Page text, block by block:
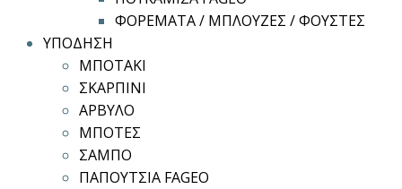
ΦΟΡΕΜΑΤΑ / ΜΠΛΟΥΖΕΣ / ΦΟΥΣΤΕΣ
ΥΠΟΔΗΣΗ
ΜΠΟΤΑΚΙ
ΣΚΑΡΠΙΝΙ
ΑΡΒΥΛΟ
ΜΠΟΤΕΣ
ΣΑΜΠΟ
ΠΑΠΟΥΤΣΙΑ FAGEO